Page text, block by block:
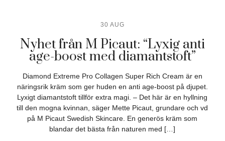
30 AUG
Nyhet från M Picaut: “Lyxig anti
age-boost med diamantstoft”
Diamond Extreme Pro Collagen Super Rich Cream är en
näringsrik kräm som ger huden en anti age-boost på djupet.
Lyxigt diamantstoft tillför extra magi. – Det här är en hyllning
till den mogna kvinnan, säger Mette Picaut, grundare och vd
på M Picaut Swedish Skincare. En generös kräm som
blandar det bästa från naturen med […]